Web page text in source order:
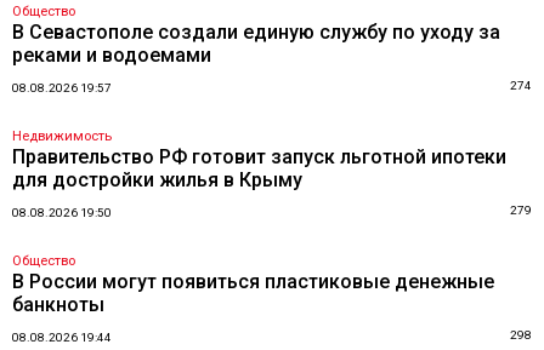
Общество
В Севастополе создали единую службу по уходу за
реками и водоемами
08.08.2026 19:57 274
Недвижимость
Правительство РФ готовит запуск льготной ипотеки
для достройки жилья в Крыму
08.08.2026 19:50 279
Общество
В России могут появиться пластиковые денежные
банкноты
08.08.2026 19:44 298